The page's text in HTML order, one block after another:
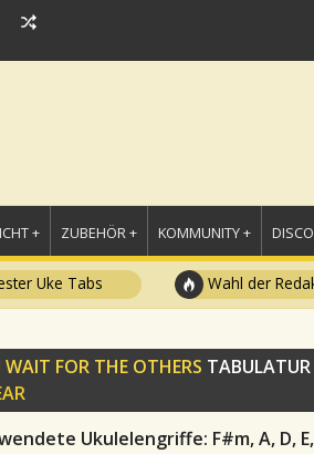
+ ZUBEHÖR + KOMMUNITY +
Uke Tabs Wahl der
FOR THE OTHERS
Ukulelengriffe: F#m, A, D,